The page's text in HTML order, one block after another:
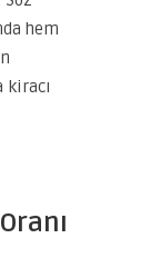
hem